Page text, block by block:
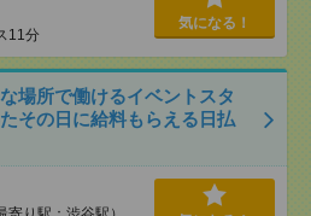
11分
気になる！
場所で働けるイベントスタ
その日に給料もらえる日払